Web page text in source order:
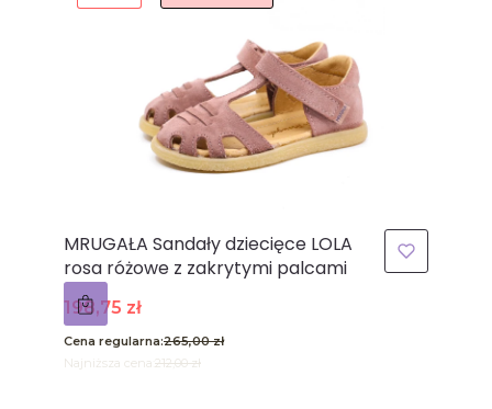
MRUGAŁA Sandały dziecięce LOLA
rosa różowe z zakrytymi palcami
Cena promocyjna
198,75 zł
Cena regularna:265,00 zł
Najniższa cena: 212,00 zł